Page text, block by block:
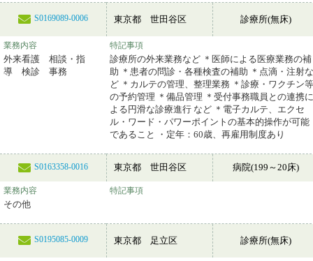
S0169089-0006 東京都 世田谷区 診療所(無床)
業務内容
外来看護 相談・指
導 検診 事務
特記事項
診療所の外来業務など ＊医師による医療業務の補
助 ＊患者の問診・各種検査の補助 ＊点滴・注射な
ど ＊カルテの管理、整理業務 ＊診療・ワクチン等
の予約管理 ＊備品管理 ＊受付事務職員との連携に
よる円滑な診療進行 など ＊電子カルテ、エクセ
ル・ワード・パワーポイントの基本的操作が可能
であること ・定年：60歳、再雇用制度あり
S0163358-0016 東京都 世田谷区 病院(199～20床)
業務内容
その他
特記事項
S0195085-0009 東京都 足立区 診療所(無床)